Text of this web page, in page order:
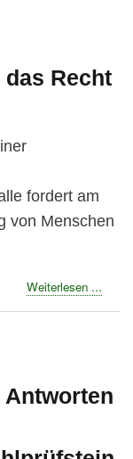
NRW
Recht
fordert am
von Menschen
Weiterlesen ...
Recht